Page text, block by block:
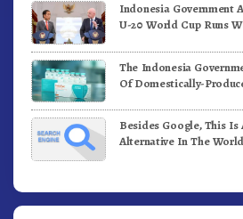
Indonesia Government
U-20 World Cup Runs
The Indonesia
Of Domestically-
Besides Google, This Is
Alternative In The World